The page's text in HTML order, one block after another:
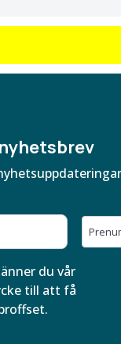
du vår
till att få